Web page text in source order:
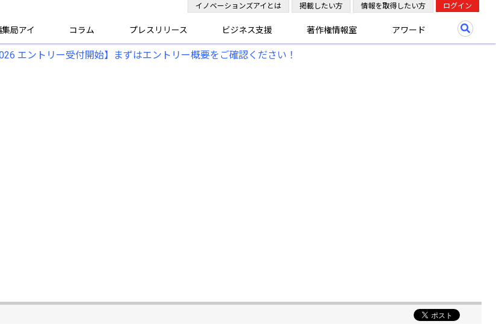
局アイ コラム プレスリリース ビジネス支援 著作権情報室 アワード
イノベーションズアイとは 掲載したい方 情報を取得したい方 ログイン
エントリー受付開始】まずはエントリー概要をご確認ください！